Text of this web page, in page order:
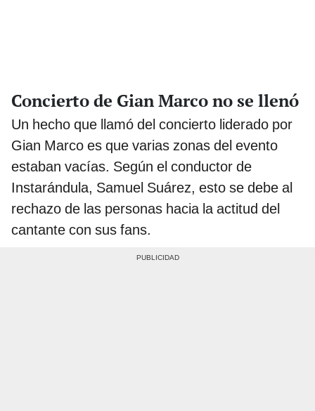
Concierto de Gian Marco no se llenó
Un hecho que llamó del concierto liderado por
Gian Marco es que varias zonas del evento
estaban vacías. Según el conductor de
Instarándula, Samuel Suárez, esto se debe al
rechazo de las personas hacia la actitud del
cantante con sus fans.